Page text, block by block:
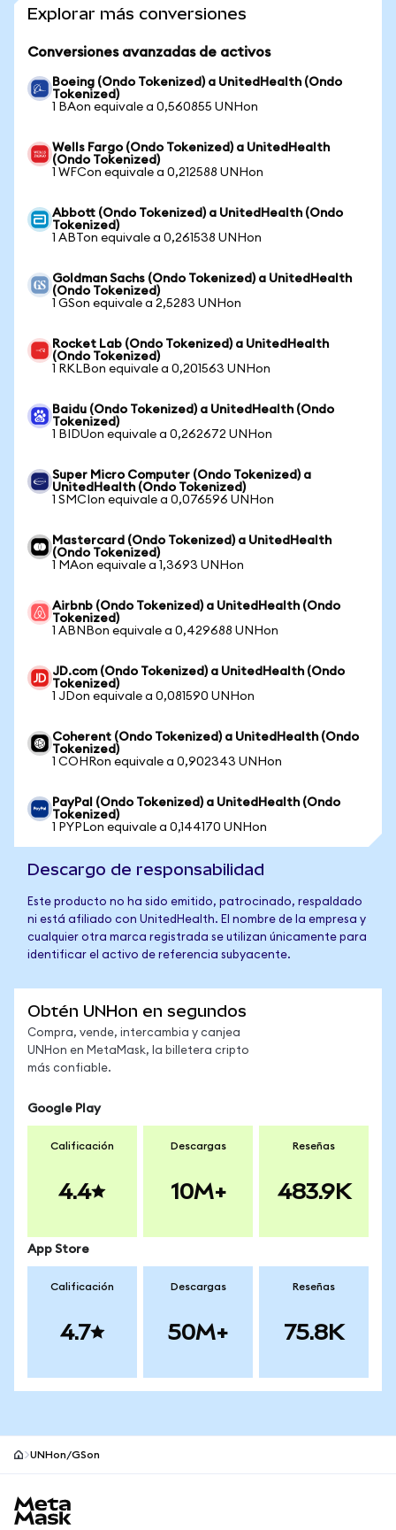
Explorar más conversiones
Conversiones avanzadas de activos
Boeing (Ondo Tokenized) a UnitedHealth (Ondo
Tokenized)
1 BAon equivale a 0,560855 UNHon
Wells Fargo (Ondo Tokenized) a UnitedHealth
(Ondo Tokenized)
1 WFCon equivale a 0,212588 UNHon
Abbott (Ondo Tokenized) a UnitedHealth (Ondo
Tokenized)
1 ABTon equivale a 0,261538 UNHon
Goldman Sachs (Ondo Tokenized) a UnitedHealth
(Ondo Tokenized)
1 GSon equivale a 2,5283 UNHon
Rocket Lab (Ondo Tokenized) a UnitedHealth
(Ondo Tokenized)
1 RKLBon equivale a 0,201563 UNHon
Baidu (Ondo Tokenized) a UnitedHealth (Ondo
Tokenized)
1 BIDUon equivale a 0,262672 UNHon
Super Micro Computer (Ondo Tokenized) a
UnitedHealth (Ondo Tokenized)
1 SMCIon equivale a 0,076596 UNHon
Mastercard (Ondo Tokenized) a UnitedHealth
(Ondo Tokenized)
1 MAon equivale a 1,3693 UNHon
Airbnb (Ondo Tokenized) a UnitedHealth (Ondo
Tokenized)
1 ABNBon equivale a 0,429688 UNHon
JD.com (Ondo Tokenized) a UnitedHealth (Ondo
Tokenized)
1 JDon equivale a 0,081590 UNHon
Coherent (Ondo Tokenized) a UnitedHealth (Ondo
Tokenized)
1 COHRon equivale a 0,902343 UNHon
PayPal (Ondo Tokenized) a UnitedHealth (Ondo
Tokenized)
1 PYPLon equivale a 0,144170 UNHon
Descargo de responsabilidad
Este producto no ha sido emitido, patrocinado, respaldado
ni está afiliado con UnitedHealth. El nombre de la empresa y
cualquier otra marca registrada se utilizan únicamente para
identificar el activo de referencia subyacente.
Obtén UNHon en segundos
Compra, vende, intercambia y canjea
UNHon en MetaMask, la billetera cripto
más confiable.
Google Play
Calificación
4.4
Descargas
10M+
Reseñas
483.9K
App Store
Calificación
4.7
Descargas
50M+
Reseñas
75.8K
UNHon/GSon